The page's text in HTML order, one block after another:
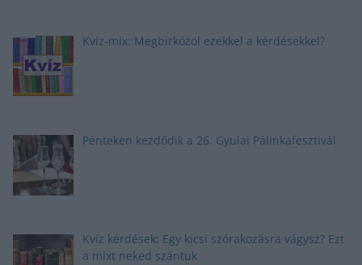
Kvíz-mix: Megbirkózol ezekkel a kérdésekkel?
Pénteken kezdődik a 26. Gyulai Pálinkafesztivál
Kvíz kérdések: Egy kicsi szórakozásra vágysz? Ezt
a mixt neked szántuk